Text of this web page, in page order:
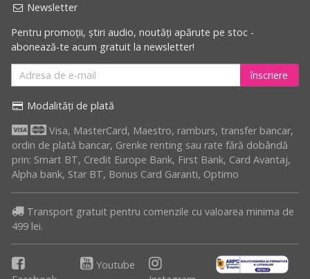
Newsletter
Pentru promoții, știri audio, noutăți apărute pe stoc -
abonează-te acum gratuit la newsletter!
înscriere
Modalități de plată
Visa, MasterCard, Maestro, ramburs, transfer bancar,
ordin de plată bancar, Grenke renting sau rate fără dobândă
prin: Smart BT, Credit Europe Bank, First Bank, Card Avantaj,
Alpha bank, Star BT, Bonus Card Garanti, Optimo
Transport gratuit pentru comenzile cu valoarea minima de
499 lei.
Youtube